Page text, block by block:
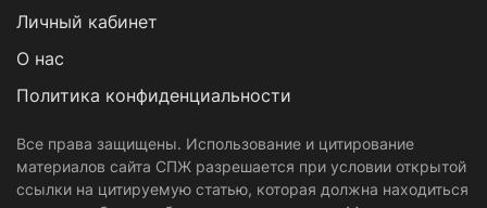
Личный кабинет
О нас
Политика конфиденциальности
Все права защищены. Использование и цитирование
материалов сайта СПЖ разрешается при условии открытой
ссылки на цитируемую статью, которая должна находиться